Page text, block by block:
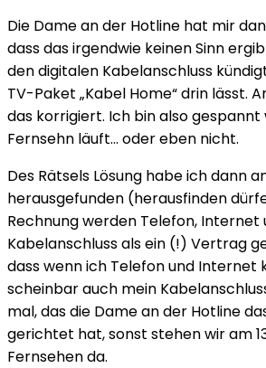
Die Dame an der Hotline hat mir
dass das irgendwie keinen Sinn
den digitalen Kabelanschluss
TV-Paket „Kabel Home“ drin lässt.
das korrigiert. Ich bin also gespannt
Fernsehn läuft… oder eben nicht.
Des Rätsels Lösung habe ich dann
herausgefunden (herausfinden
Rechnung werden Telefon, Internet
Kabelanschluss als ein (!) Vertrag
dass wenn ich Telefon und Internet
scheinbar auch mein
mal, das die Dame an der Hotline
gerichtet hat, sonst stehen wir am
Fernsehen da.